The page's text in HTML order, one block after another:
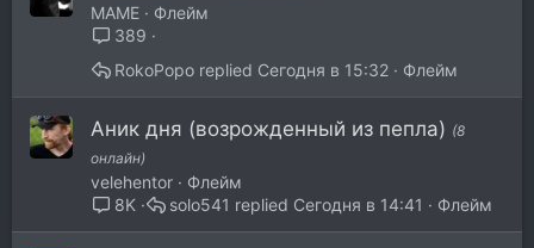
MAME
Флейм
389
Флейм
Сегодня в 15:32
RokoPopo
Аник дня (возрожденный из пепла) (8
онлайн)
velehentor
Флейм
8K
Флейм
Сегодня в 14:41
solo541